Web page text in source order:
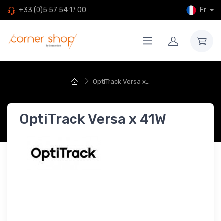
+33 (0)5 57 54 17 00 Fr
OptiTrack Versa x...
OptiTrack Versa x 41W